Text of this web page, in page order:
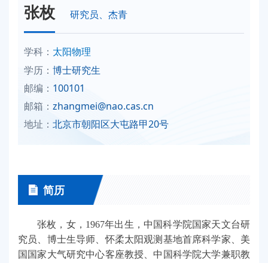
张枚 研究员、杰青
学科： 太阳物理
学历： 博士研究生
邮编： 100101
邮箱： zhangmei@nao.cas.cn
地址： 北京市朝阳区大屯路甲20号
简历
张枚，女，1967年出生，中国科学院国家天文台研
究员、博士生导师、怀柔太阳观测基地首席科学家、美
国国家大气研究中心客座教授、中国科学院大学兼职教